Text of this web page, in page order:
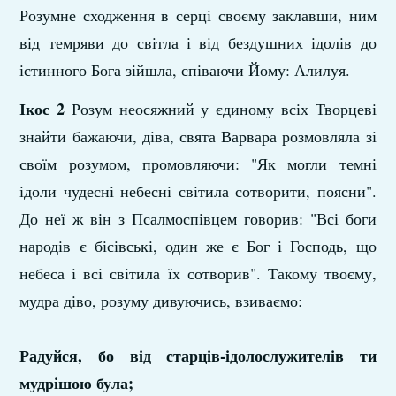
Розумне сходження в серці своєму заклавши, ним
від темряви до світла і від бездушних ідолів до
істинного Бога зійшла, співаючи Йому: Алилуя.
Ікос 2 Розум неосяжний у єдиному всіх Творцеві
знайти бажаючи, діва, свята Варвара розмовляла зі
своїм розумом, промовляючи: "Як могли темні
ідоли чудесні небесні світила сотворити, поясни".
До неї ж він з Псалмоспівцем говорив: "Всі боги
народів є бісівські, один же є Бог і Господь, що
небеса і всі світила їх сотворив". Такому твоєму,
мудра діво, розуму дивуючись, взиваємо:
Радуйся, бо від старців-ідолослужителів ти
мудрішою була;